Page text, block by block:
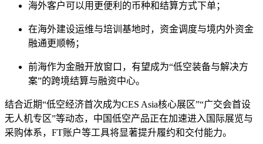
海外客户可以用更便利的币种和结算方式下单；
在海外建设运维与培训基地时，资金调度与境内外资金
融通更顺畅；
前海作为金融开放窗口，有望成为“低空装备与解决方
案”的跨境结算与融资中心。
结合近期“低空经济首次成为CES Asia核心展区”“广交会首设
无人机专区”等动态，中国低空产品正在加速进入国际展览与
采购体系，FT账户等工具将显著提升履约和交付能力。